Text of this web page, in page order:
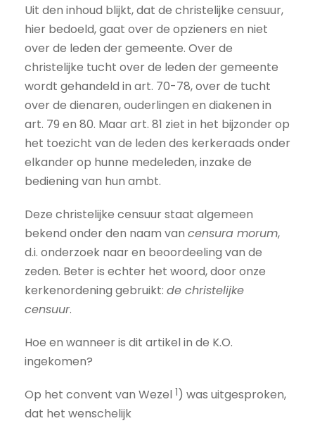
Uit den inhoud blijkt, dat de christelijke censuur,
hier bedoeld, gaat over de opzieners en niet
over de leden der gemeente. Over de
christelijke tucht over de leden der gemeente
wordt gehandeld in art. 70-78, over de tucht
over de dienaren, ouderlingen en diakenen in
art. 79 en 80. Maar art. 81 ziet in het bijzonder op
het toezicht van de leden des kerkeraads onder
elkander op hunne medeleden, inzake de
bediening van hun ambt.
Deze christelijke censuur staat algemeen
bekend onder den naam van censura morum,
d.i. onderzoek naar en beoordeeling van de
zeden. Beter is echter het woord, door onze
kerkenordening gebruikt: de christelijke
censuur.
Hoe en wanneer is dit artikel in de K.O.
ingekomen?
Op het convent van Wezel 1) was uitgesproken,
dat het wenschelijk